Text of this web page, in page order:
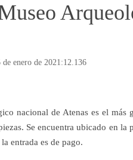
enero de 2021:12.136
nacional de Atenas es el
Se encuentra ubicado en
entrada es de pago.